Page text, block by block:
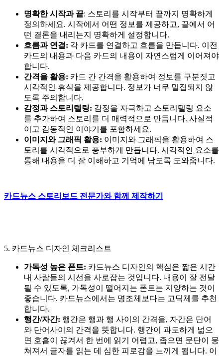
명확한 시작과 끝: 스토리를 시작부터 끝까지 명확하게
정의하세요. 시작에서 어떤 정보를 제공하고, 끝에서 어
떤 결론을 내리는지 명확하게 설정합니다.
흐름과 연결: 각 카드를 연결하고 흐름을 만듭니다. 이전
카드의 내용과 다음 카드의 내용이 자연스럽게 이어져야
합니다.
간격을 활용: 카드 간 간격을 활용하여 정보를 구분짓고
시각적인 휴식을 제공합니다. 정보가 너무 밀집되지 않
도록 주의합니다.
감정과 스토리텔링: 감정을 자극하고 스토리텔링 요소
를 추가하여 스토리를 더 매력적으로 만듭니다. 사실적
이고 감동적인 이야기를 포함하세요.
이미지와 그래픽 활용: 이미지와 그래픽을 활용하여 스
토리를 시각적으로 풍부하게 만듭니다. 시각적인 요소를
통해 내용을 더 잘 이해하고 기억에 남도록 도와줍니다.
카드뉴스 스토리보드 전문가와 함께 제작하기
5. 카드뉴스 디자인 체크리스트
가독성 높은 폰트: 카드뉴스 디자인의 핵심은 짧은 시간
내 사람들의 시선을 사로잡는 것입니다. 내용이 잘 전달
될 수 있도록, 가독성이 떨어지는 폰트는 지양하는 것이
좋습니다. 카드뉴스에서는 명조체보다는 고딕체를 추천
합니다.
행간/자간: 행간은 행과 행 사이의 간격을, 자간은 단어
와 단어사이의 간격을 뜻합니다. 행간이 과도하게 넓으
면 호흡이 끊겨서 한 번에 읽기 어렵고, 좁으면 문단이 뭉
쳐져서 글자를 읽는 데 심한 피로감을 느끼게 됩니다. 이